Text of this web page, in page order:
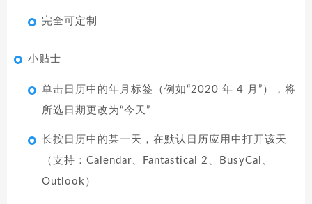
完全可定制
小贴士
单击日历中的年月标签（例如“2020 年 4 月”），将
所选日期更改为“今天”
长按日历中的某一天，在默认日历应用中打开该天
（支持：Calendar、Fantastical 2、BusyCal、
Outlook）